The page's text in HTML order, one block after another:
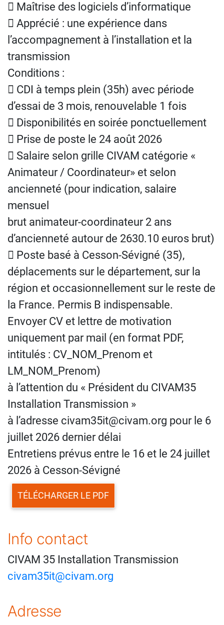
 Maîtrise des logiciels d’informatique
 Apprécié : une expérience dans
l’accompagnement à l’installation et la
transmission
Conditions :
 CDI à temps plein (35h) avec période
d’essai de 3 mois, renouvelable 1 fois
 Disponibilités en soirée ponctuellement
 Prise de poste le 24 août 2026
 Salaire selon grille CIVAM catégorie «
Animateur / Coordinateur» et selon
ancienneté (pour indication, salaire
mensuel
brut animateur-coordinateur 2 ans
d’ancienneté autour de 2630.10 euros brut)
 Poste basé à Cesson-Sévigné (35),
déplacements sur le département, sur la
région et occasionnellement sur le reste de
la France. Permis B indispensable.
Envoyer CV et lettre de motivation
uniquement par mail (en format PDF,
intitulés : CV_NOM_Prenom et
LM_NOM_Prenom)
à l’attention du « Président du CIVAM35
Installation Transmission »
à l’adresse civam35it@civam.org pour le 6
juillet 2026 dernier délai
Entretiens prévus entre le 16 et le 24 juillet
2026 à Cesson-Sévigné
TÉLÉCHARGER LE PDF
Info contact
CIVAM 35 Installation Transmission
civam35it@civam.org
Adresse